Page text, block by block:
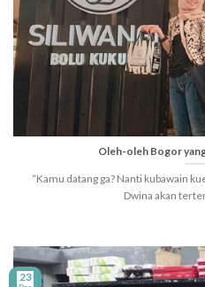
Oleh-oleh Bogor
“Kamu datang ga? Nanti kubawain
Dwina akan
23